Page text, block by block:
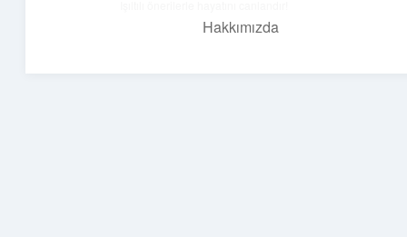
Hakkımızda